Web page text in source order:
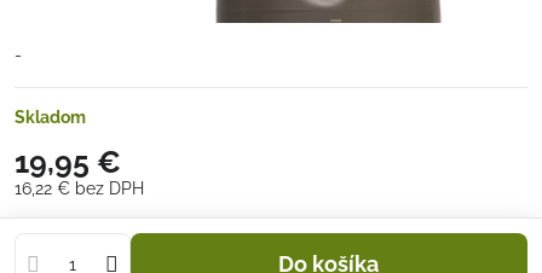
-
Skladom
19,95 €
16,22 € bez DPH
Do košíka